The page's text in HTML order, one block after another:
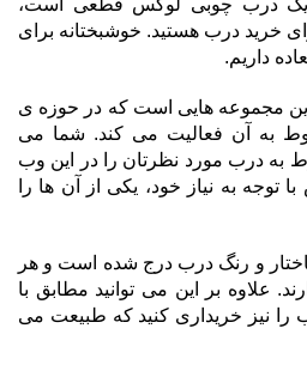
خرید درب هستید. خوشبختانه برای
داریم.
مجموعه هایی است که در حوزه ی
به آن فعالیت می کند. شما می
به درب مورد نظرتان را در این وب
به نیاز خود، یکی از آن ها را
و رنگ درب درج شده است و هر
علاوه بر این می توانید مطابق با
را نیز خریداری کنید که طبیعت می